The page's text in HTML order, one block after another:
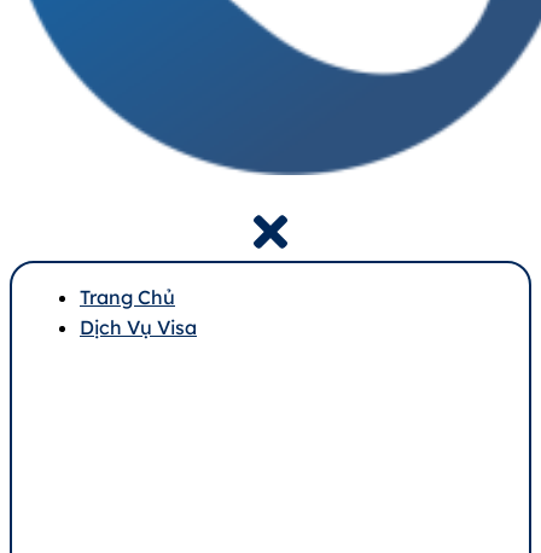
Trang Chủ
Dịch Vụ Visa